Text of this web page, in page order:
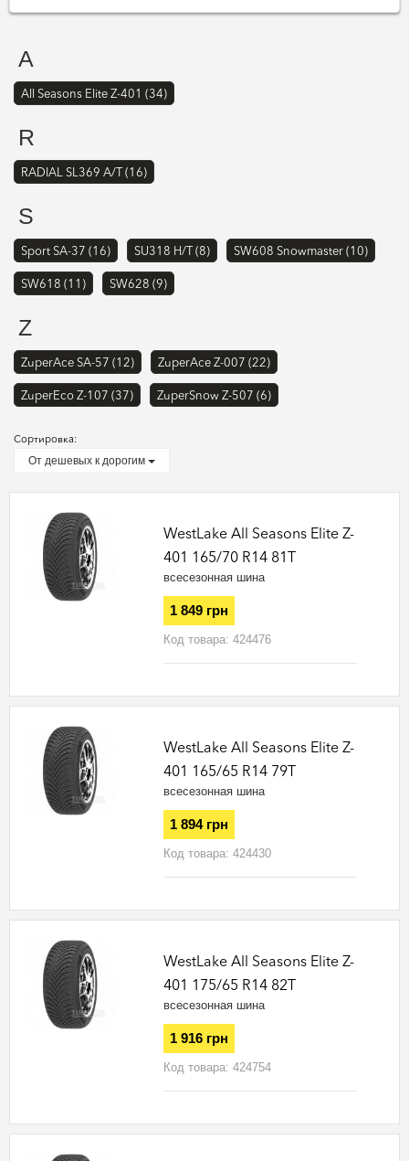
A
All Seasons Elite Z-401 (34)
R
RADIAL SL369 A/T (16)
S
Sport SA-37 (16) SU318 H/T (8) SW608 Snowmaster (10)
SW618 (11) SW628 (9)
Z
ZuperAce SA-57 (12) ZuperAce Z-007 (22)
ZuperEco Z-107 (37) ZuperSnow Z-507 (6)
Сортировка:
От дешевых к дорогим
WestLake All Seasons Elite Z-
401 165/70 R14 81T
всесезонная шина
1 849 грн
Код товара:424476
WestLake All Seasons Elite Z-
401 165/65 R14 79T
всесезонная шина
1 894 грн
Код товара:424430
WestLake All Seasons Elite Z-
401 175/65 R14 82T
всесезонная шина
1 916 грн
Код товара:424754